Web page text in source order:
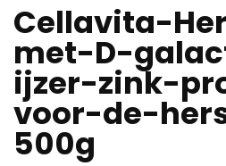
Cellavita-
met-D-
ijzer-zink-
voor-de-
500g